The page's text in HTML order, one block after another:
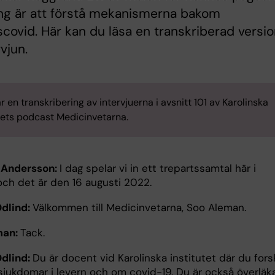
är att förstå mekanismerna bakom
Här kan du läsa en transkriberad
en transkribering av intervjuerna i avsnitt 101 av Karolinska
podcast Medicinvetarna.
I dag spelar vi in ett trepartssamtal här i
det är den 16 augusti 2022.
Välkommen till Medicinvetarna, Soo Aleman.
Tack.
Du är docent vid Karolinska institutet där du
i levern och om covid-19. Du är också